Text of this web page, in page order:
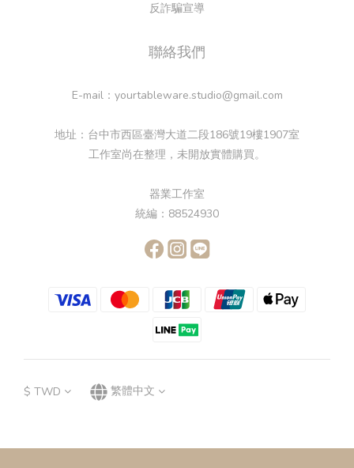
反詐騙宣導
聯絡我們
E-mail：yourtableware.studio@gmail.com
地址：台中市西區臺灣大道二段186號19樓1907室
工作室尚在整理，未開放實體購買。
器業工作室
統編：88524930
$ TWD 繁體中文